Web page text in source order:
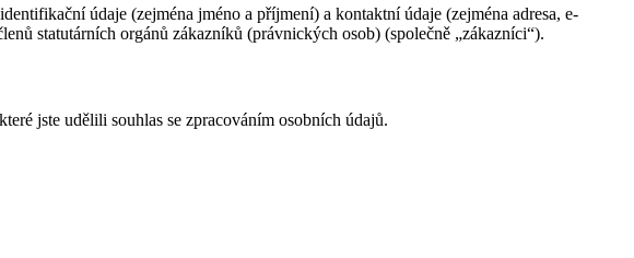
údaje (zejména jméno a příjmení) a kontaktní údaje (zejména adresa, e-
statutárních orgánů zákazníků (právnických osob) (společně „zákazníci“).
jste udělili souhlas se zpracováním osobních údajů.